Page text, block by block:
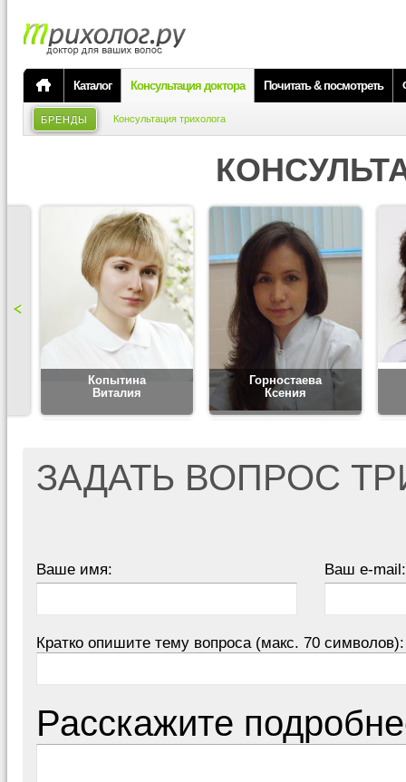
Каталог Консультация доктора Почитать & посмотреть
БРЕНДЫ Консультация трихолога
Копытина
Виталия
Горностаева
Ксения
ЗАДАТЬ ВОПРОС
Ваше имя: Ваш e-mail:
Кратко опишите тему вопроса (макс. 70 символов):
Расскажите